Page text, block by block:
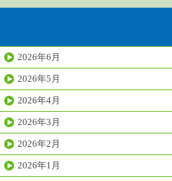
2026年6月
2026年5月
2026年4月
2026年3月
2026年2月
2026年1月